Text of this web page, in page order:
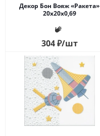
Декор Бон Вояж «Ракета»
20x20x0,69
304₽/шт